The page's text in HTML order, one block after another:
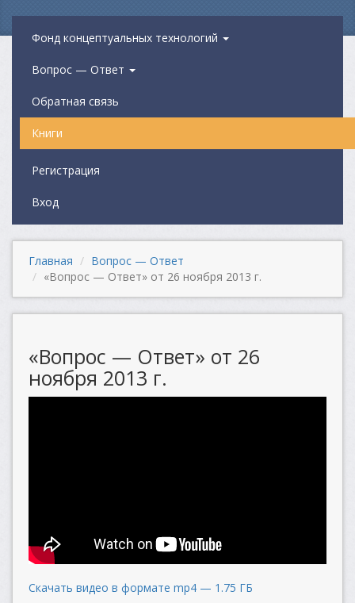
Фонд концептуальных технологий
Вопрос — Ответ
Обратная связь
Книги
Регистрация
Вход
Главная
Вопрос — Ответ
«Вопрос — Ответ» от 26 ноября 2013 г.
«Вопрос — Ответ» от 26
ноября 2013 г.
Скачать видео в формате mp4 — 1.75 ГБ